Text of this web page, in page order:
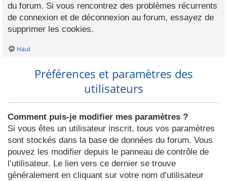
du forum. Si vous rencontrez des problèmes récurrents
de connexion et de déconnexion au forum, essayez de
supprimer les cookies.
Haut
Préférences et paramètres des
utilisateurs
Comment puis-je modifier mes paramètres ?
Si vous êtes un utilisateur inscrit, tous vos paramètres
sont stockés dans la base de données du forum. Vous
pouvez les modifier depuis le panneau de contrôle de
l’utilisateur. Le lien vers ce dernier se trouve
généralement en cliquant sur votre nom d’utilisateur